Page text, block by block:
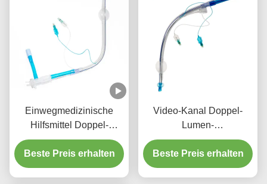
Einwegmedizinische
Hilfsmittel Doppel-
Lumen-
Endotrachealröhre mit
PU-Mikro-
Beste Preis erhalten
Video-Kanal Doppel-
Lumen-
Endobronchialröhre ohne
Kamera
Beste Preis erhalten